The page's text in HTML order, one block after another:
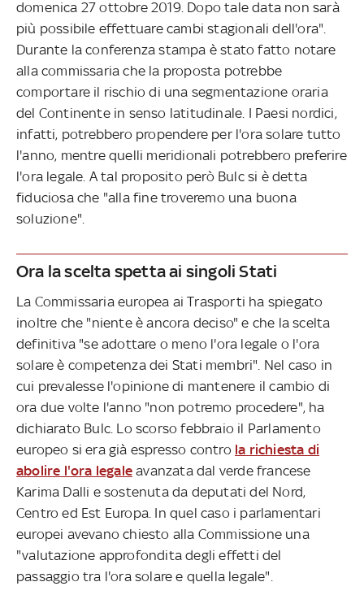
domenica 27 ottobre 2019. Dopo tale data non sarà
più possibile effettuare cambi stagionali dell'ora".
Durante la conferenza stampa è stato fatto notare
alla commissaria che la proposta potrebbe
comportare il rischio di una segmentazione oraria
del Continente in senso latitudinale. I Paesi nordici,
infatti, potrebbero propendere per l'ora solare tutto
l'anno, mentre quelli meridionali potrebbero preferire
l'ora legale. A tal proposito però Bulc si è detta
fiduciosa che "alla fine troveremo una buona
soluzione".
Ora la scelta spetta ai singoli Stati
La Commissaria europea ai Trasporti ha spiegato
inoltre che "niente è ancora deciso" e che la scelta
definitiva "se adottare o meno l'ora legale o l'ora
solare è competenza dei Stati membri". Nel caso in
cui prevalesse l'opinione di mantenere il cambio di
ora due volte l'anno "non potremo procedere", ha
dichiarato Bulc. Lo scorso febbraio il Parlamento
europeo si era già espresso contro la richiesta di
abolire l'ora legale avanzata dal verde francese
Karima Dalli e sostenuta da deputati del Nord,
Centro ed Est Europa. In quel caso i parlamentari
europei avevano chiesto alla Commissione una
"valutazione approfondita degli effetti del
passaggio tra l'ora solare e quella legale".